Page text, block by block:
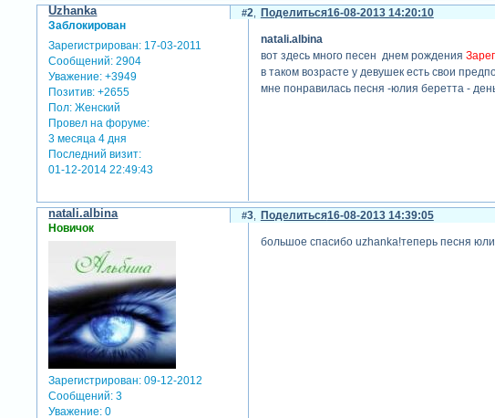
Поделиться
2 16-08-2013 14:20:10
Uzhanka
Заблокирован
Зарегистрирован: 17-03-2011
Сообщений: 2904
Уважение: +3949
Позитив: +2655
Пол: Женский
Провел на форуме:
3 месяца 4 дня
Последний визит:
01-12-2014 22:49:43
natali.albina
вот здесь много песен днем рождения
в таком возрасте у девушек есть свои
мне понравилась песня -юлия беретта -
Поделиться
3 16-08-2013 14:39:05
natali.albina
Новичок
Зарегистрирован: 09-12-2012
Сообщений: 3
Уважение: 0
большое спасибо uzhanka!теперь песня